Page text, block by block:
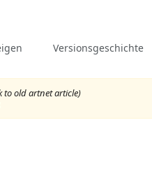
Versionsgeschichte
to old artnet article)